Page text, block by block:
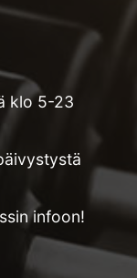
klo 5-23
infoon!